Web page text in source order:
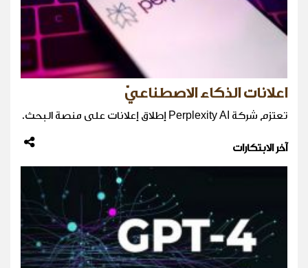
اعلانات الذكاء الاصطناعيّ
تعتزم شركة Perplexity AI إطلاق إعلانات على منصة البحث.
آخر الابتكارات